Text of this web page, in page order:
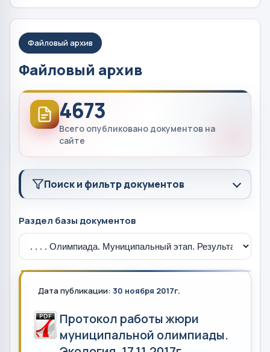
Файловый архив
Файловый архив
4673
Всего опубликовано документов на
сайте
Поиск и фильтр документов
Раздел базы документов
Дата публикации: 30 ноября 2017г.
Протокол работы жюри
муниципальной олимпиады.